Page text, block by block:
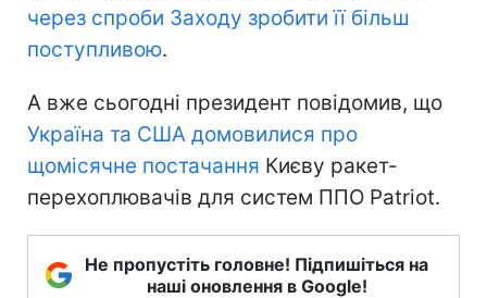
через спроби Заходу зробити її більш
поступливою.
А вже сьогодні президент повідомив, що
Україна та США домовилися про
щомісячне постачання Києву ракет-
перехоплювачів для систем ППО Patriot.
Не пропустіть головне! Підпишіться на
наші оновлення в Google!